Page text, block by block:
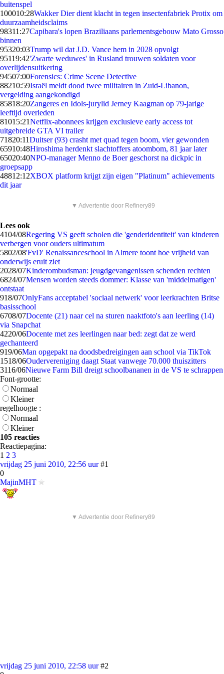
buitenspel
100010:28Wakker Dier dient klacht in tegen insectenfabriek Protix om
duurzaamheidsclaims
98311:27Capibara's lopen Braziliaans parlementsgebouw Mato Grosso
binnen
95320:03Trump wil dat J.D. Vance hem in 2028 opvolgt
95119:42'Zwarte weduwes' in Rusland trouwen soldaten voor
overlijdensuitkering
94507:00Forensics: Crime Scene Detective
88210:59Israël meldt dood twee militairen in Zuid-Libanon,
vergelding aangekondigd
85818:20Zangeres en Idols-jurylid Jerney Kaagman op 79-jarige
leeftijd overleden
81015:21Netflix-abonnees krijgen exclusieve early access tot
uitgebreide GTA VI trailer
71820:11Duitser (93) crasht met quad tegen boom, vier gewonden
65910:48Hiroshima herdenkt slachtoffers atoombom, 81 jaar later
65020:40NPO-manager Menno de Boer geschorst na dickpic in
groepsapp
48812:12XBOX platform krijgt zijn eigen "Platinum" achievements
dit jaar
▼ Advertentie door Refinery89
Lees ook
4104/08Regering VS geeft scholen die 'genderidentiteit' van kinderen
verbergen voor ouders ultimatum
5802/08'FvD' Renaissanceschool in Almere toont hoe vrijheid van
onderwijs eruit ziet
2028/07Kinderombudsman: jeugdgevangenissen schenden rechten
6824/07Mensen worden steeds dommer: Klasse van 'middelmatigen'
ontstaat
918/07OnlyFans acceptabel 'sociaal netwerk' voor leerkrachten Britse
basisschool
6708/07Docente (21) naar cel na sturen naaktfoto's aan leerling (14)
via Snapchat
4220/06Docente met zes leerlingen naar bed: zegt dat ze werd
gechanteerd
919/06Man opgepakt na doodsbedreigingen aan school via TikTok
1518/06Oudervereniging daagt Staat vanwege 70.000 thuiszitters
3116/06Nieuwe Farm Bill dreigt schoolbananen in de VS te schrappen
Font-grootte:
Normaal
Kleiner
regelhoogte :
Normaal
Kleiner
105 reacties
Reactiepagina:
1 2 3
vrijdag 25 juni 2010, 22:56 uur #1
0
MajinMHT
▼ Advertentie door Refinery89
vrijdag 25 juni 2010, 22:58 uur #2